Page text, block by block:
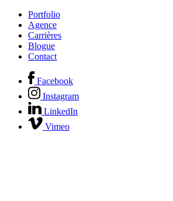
Portfolio
Agence
Carrières
Blogue
Contact
Facebook
Instagram
LinkedIn
Vimeo